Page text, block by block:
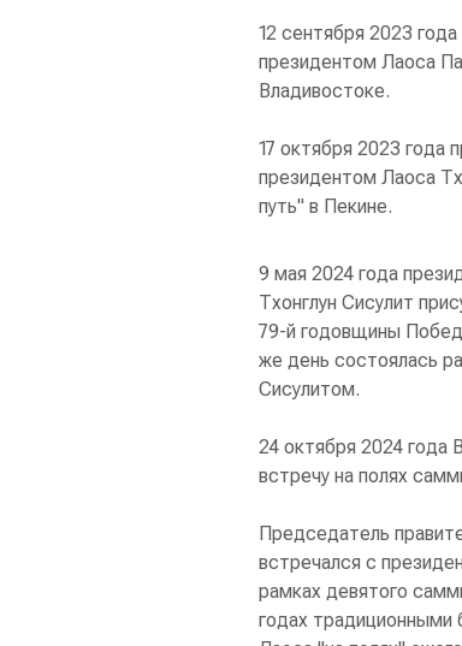
12 сентября 2023
президентом Лаоса
Владивостоке.
17 октября 2023 года
президентом Лаоса
путь" в Пекине.
9 мая 2024 года
Тхонглун Сисулит
79-й годовщины
же день состоялась
Сисулитом.
24 октября 2024 года
встречу на полях
Председатель
встречался с
рамках девятого
годах